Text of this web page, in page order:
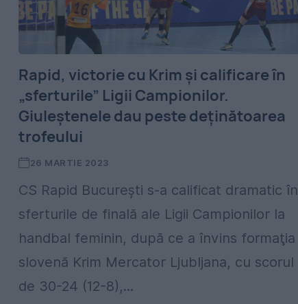
Rapid, victorie cu Krim și calificare în
„sferturile” Ligii Campionilor.
Giuleștenele dau peste deținătoarea
trofeului
26 MARTIE 2023
CS Rapid Bucureşti s-a calificat dramatic în
sferturile de finală ale Ligii Campionilor la
handbal feminin, după ce a învins formaţia
slovenă Krim Mercator Ljubljana, cu scorul
de 30-24 (12-8),...